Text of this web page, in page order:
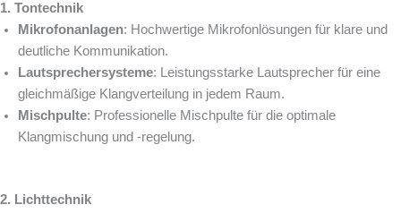
1. Tontechnik
Mikrofonanlagen: Hochwertige Mikrofonlösungen für klare und
deutliche Kommunikation.
Lautsprechersysteme: Leistungsstarke Lautsprecher für eine
gleichmäßige Klangverteilung in jedem Raum.
Mischpulte: Professionelle Mischpulte für die optimale
Klangmischung und -regelung.
2. Lichttechnik